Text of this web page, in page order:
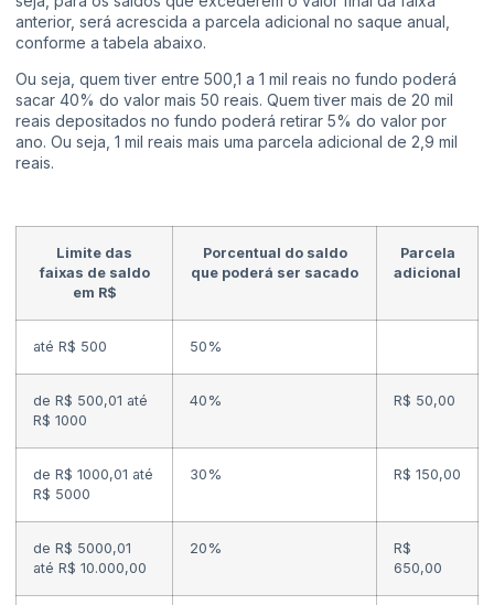
anterior, será acrescida a parcela adicional no saque anual,
conforme a tabela abaixo.
Ou seja, quem tiver entre 500,1 a 1 mil reais no fundo poderá
sacar 40% do valor mais 50 reais. Quem tiver mais de 20 mil
reais depositados no fundo poderá retirar 5% do valor por
ano. Ou seja, 1 mil reais mais uma parcela adicional de 2,9 mil
reais.
Limite das
faixas de saldo
em R$
Porcentual do saldo
que poderá ser sacado
Parcela
adicional
até R$ 500 50%
de R$ 500,01 até
R$ 1000
40% R$ 50,00
de R$ 1000,01 até
R$ 5000
30% R$ 150,00
de R$ 5000,01
até R$ 10.000,00
20%
R$
650,00